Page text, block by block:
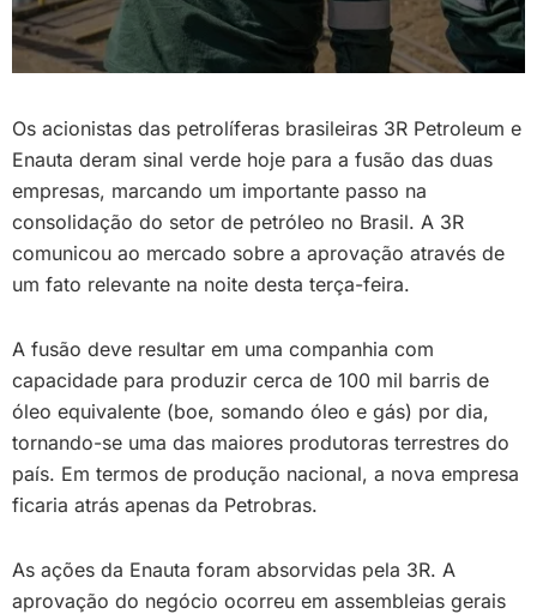
Os acionistas das petrolíferas brasileiras 3R Petroleum e
Enauta deram sinal verde hoje para a fusão das duas
empresas, marcando um importante passo na
consolidação do setor de petróleo no Brasil. A 3R
comunicou ao mercado sobre a aprovação através de
um fato relevante na noite desta terça-feira.
A fusão deve resultar em uma companhia com
capacidade para produzir cerca de 100 mil barris de
óleo equivalente (boe, somando óleo e gás) por dia,
tornando-se uma das maiores produtoras terrestres do
país. Em termos de produção nacional, a nova empresa
ficaria atrás apenas da Petrobras.
As ações da Enauta foram absorvidas pela 3R. A
aprovação do negócio ocorreu em assembleias gerais